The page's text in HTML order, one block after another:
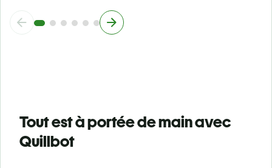
Tout est à portée de main avec
Quillbot